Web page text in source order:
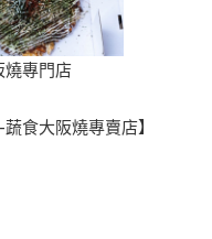
燒專門店
食大阪燒專賣店】